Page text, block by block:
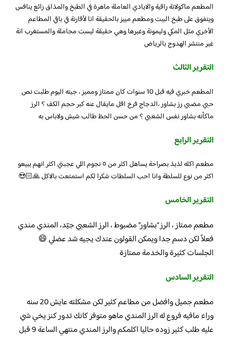
المطعم ماكولاتة راقية والايادي العاملة ماهرة في الطبخ والمذاق رائع ينافس
ويتفوق على طبخ البيت ومطعم مييز بالحقيقة انا لأقارنة في باقي المطاعم
الأخري مثل المكي وليمونة وغيرها وهي حقيقة ليست مجاملة والمستغرب انة
غير منتشر الهدوج بالرياض
التقرير الثالث
المطعم خبري فيه قبل 10 سنوات كان ممتاز ومميز ، جيته اليوم طلبت نص
حبي مضبي رز بشاور ،الدجاج فرخ اقل مايقال عنه كبر حجم الكف ؟ الرز
ماكأنه بشاور نفس الشعبي ؟ من حسن الحظ طالب شيش ولاباس به
التقرير الرابع
مطعم اكله لذيذ بصراحة يساهل اكثر من ٥ نجوم اللي عجبني اكثر انهم يبيعو
اكثر من نوع للسلطة وانا احب السلطات شكرا لكم استمتعت بالاكل 🙏🏻😍
التقرير الخامس
مطعم ممتاز ، الرز “بشاور” مضبوط ، الرز الشعبي جيّد، المندي مندي
فعلاً لكن دسم جدا ويمكن القولون عندك يجيه شد عضلي 😄
الجلسات كثيرة والخدمة ممتازة
التقرير السادس
مطعم جميل وافضل من مطاعم كثير لكن مشكلته عايش 20 سنه
وراء مافيه فروع له الرز المندي ماهو متوفر كانك تدور كنز يخي شي
عليه طلب كثير زوده حاليا اكلمكم والرز المندي منتهي الساعة 9 قبل